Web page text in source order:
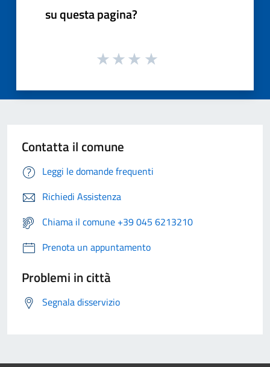
su questa pagina?
Contatta il comune
Leggi le domande frequenti
Richiedi Assistenza
Chiama il comune +39 045 6213210
Prenota un appuntamento
Problemi in città
Segnala disservizio